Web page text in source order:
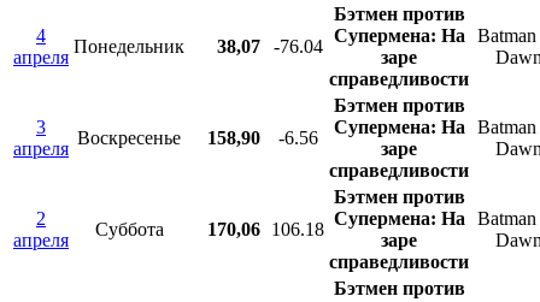
4
апреля
Понедельник 38,07 -76.04
Бэтмен против
Супермена: На
заре
справедливости
3
апреля
Воскресенье 158,90 -6.56
Бэтмен против
Супермена: На
заре
справедливости
2
апреля
Суббота 170,06 106.18
Бэтмен против
Супермена: На
заре
справедливости
Бэтмен против